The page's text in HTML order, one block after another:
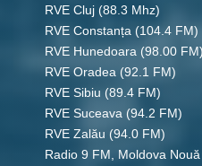
RVE Cluj (88.3 Mhz)
RVE Constanța (104.4 FM)
RVE Hunedoara (98.00 FM)
RVE Oradea (92.1 FM)
RVE Sibiu (89.4 FM)
RVE Suceava (94.2 FM)
RVE Zalău (94.0 FM)
Radio 9 FM, Moldova Nouă